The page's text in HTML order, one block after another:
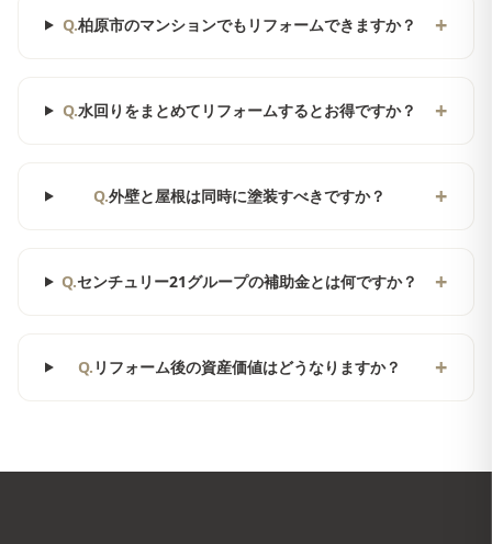
Q.柏原市のマンションでもリフォームできますか？ +
Q.水回りをまとめてリフォームするとお得ですか？ +
Q.外壁と屋根は同時に塗装すべきですか？ +
Q.センチュリー21グループの補助金とは何ですか？ +
Q. リフォーム後の資産価値はどうなりますか？ +